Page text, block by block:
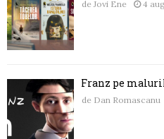
de Jovi Ene 4
Franz pe
de Dan Romascanu